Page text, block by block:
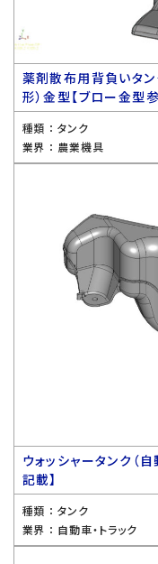
薬剤散布用背負いタン
形）金型【ブロー金型
種類 ： タンク
業界 ： 農業機具
ウォッシャータンク（
記載】
種類 ： タンク
業界 ： 自動車・トラック